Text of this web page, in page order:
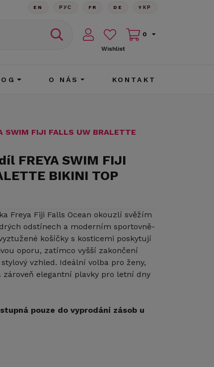
EN РУС FR DE YКР
Wishlist
0
O NÁS KONTAKT
FIJI FALLS UW BRALETTE
FREYA SWIM FIJI
BIKINI TOP
Freya Fiji Falls Ocean okouzlí svěžím
odstínech a moderním sportovně-
košíčky s kosticemi poskytují
oporu, zatímco vyšší zakončení
vzhled. Ideální volba pro ženy,
elegantní plavky pro letní dny
pouze do vyprodání zásob u